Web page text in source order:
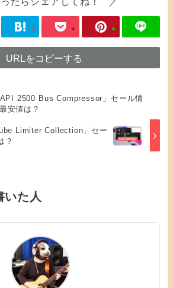
URLをコピーする
API 2500 Bus Compressor」セール情
安値は？
Limiter Collection」セー
？
いた人